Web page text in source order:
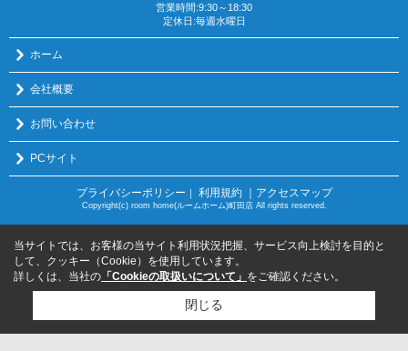
営業時間:9:30～18:30
定休日:毎週水曜日
ホーム
会社概要
お問い合わせ
PCサイト
プライバシーポリシー ｜ 利用規約 ｜アクセスマップ
Copyright(c) room home(ルームホーム)町田店 All rights reserved.
当サイトでは、お客様の当サイト利用状況把握、サービス向上検討を目的と
して、クッキー（Cookie）を使用しています。
詳しくは、当社の 「Cookieの取扱いについて」 をご確認ください。
閉じる